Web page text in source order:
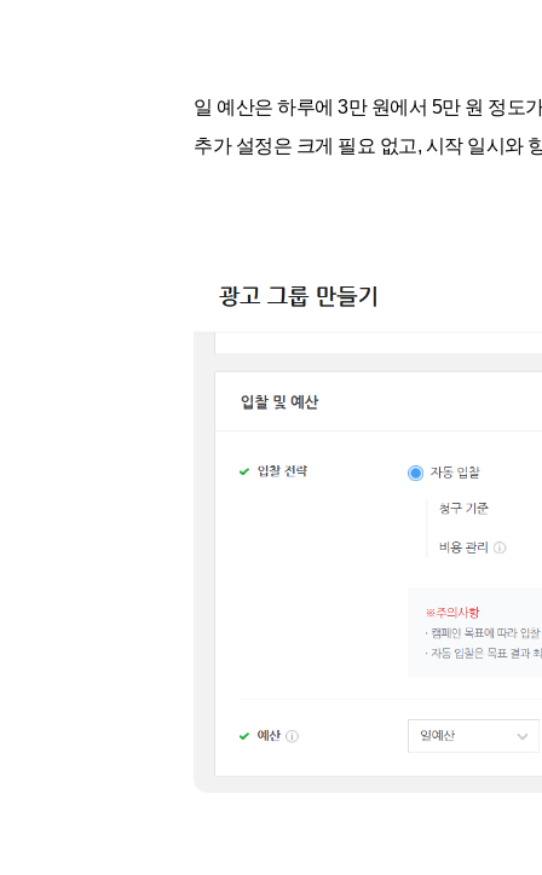
일 예산은 하루에 3만 원에서 5만 원 정도
추가 설정은 크게 필요 없고, 시작 일시와